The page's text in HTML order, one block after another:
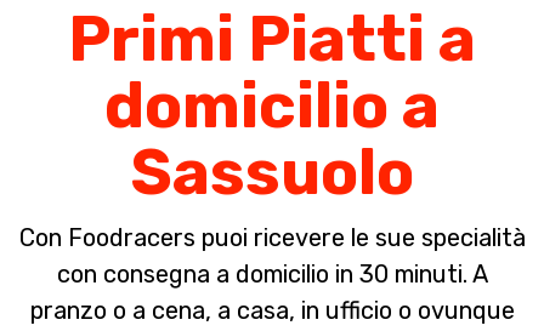
Primi Piatti a
domicilio a
Sassuolo
Con Foodracers puoi ricevere le sue specialità
con consegna a domicilio in 30 minuti. A
pranzo o a cena, a casa, in ufficio o ovunque